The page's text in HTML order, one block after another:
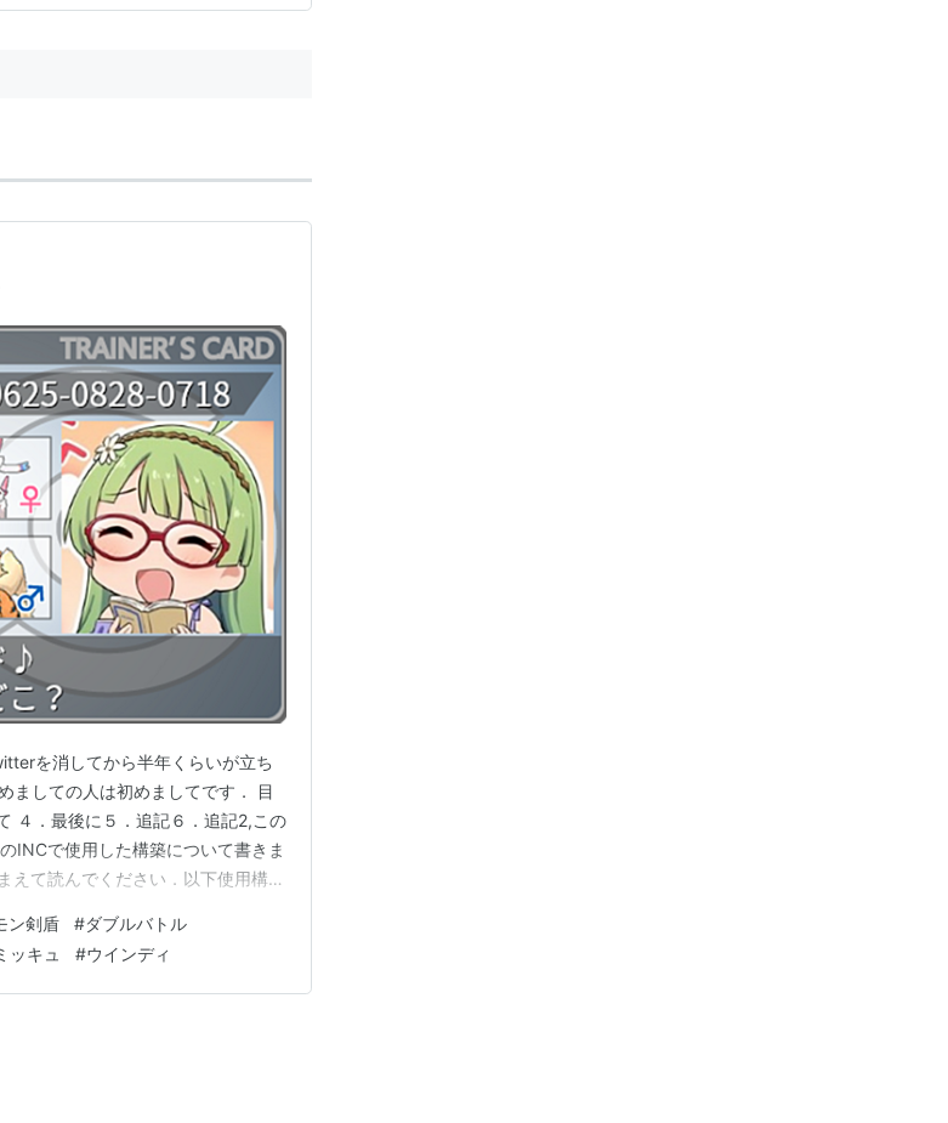
を消してから半年くらいが立ち
ましての人は初めましてです． 目
４．最後に５．追記６．追記2,この
INCで使用した構築について書きま
えて読んでください．以下使用構
対して有利がつくように作りまし
ン剣盾 #ダブルバトル
ッキュ #ウインディ